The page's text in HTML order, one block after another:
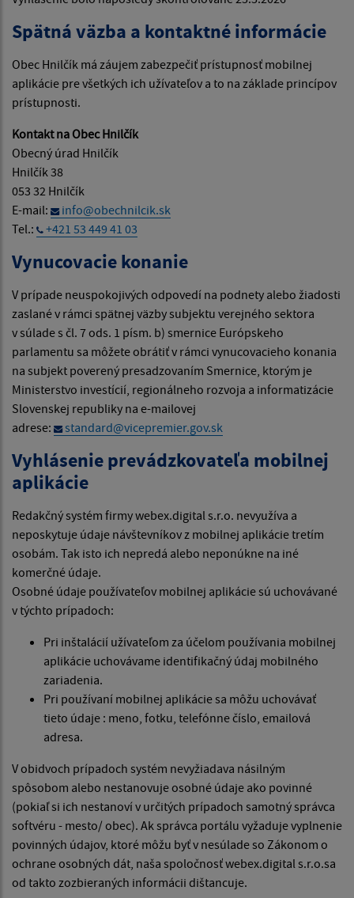
Spätná väzba a kontaktné informácie
Obec Hnilčík má záujem zabezpečiť prístupnosť mobilnej
aplikácie pre všetkých ich užívateľov a to na základe princípov
prístupnosti.
Kontakt na Obec Hnilčík
Obecný úrad Hnilčík
Hnilčík 38
053 32 Hnilčík
E-mail:
info@obechnilcik.sk
Tel.:
+421 53 449 41 03
Vynucovacie konanie
V prípade neuspokojivých odpovedí na podnety alebo žiadosti
zaslané v rámci spätnej väzby subjektu verejného sektora
v súlade s čl. 7 ods. 1 písm. b) smernice Európskeho
parlamentu sa môžete obrátiť v rámci vynucovacieho konania
na subjekt poverený presadzovaním Smernice, ktorým je
Ministerstvo investícií, regionálneho rozvoja a informatizácie
Slovenskej republiky na e-mailovej
adrese:
standard@vicepremier.gov.sk
Vyhlásenie prevádzkovateľa mobilnej
aplikácie
Redakčný systém firmy webex.digital s.r.o. nevyužíva a
neposkytuje údaje návštevníkov z mobilnej aplikácie tretím
osobám. Tak isto ich nepredá alebo neponúkne na iné
komerčné údaje.
Osobné údaje používateľov mobilnej aplikácie sú uchovávané
v týchto prípadoch:
Pri inštalácií užívateľom za účelom používania mobilnej
aplikácie uchovávame identifikačný údaj mobilného
zariadenia.
Pri používaní mobilnej aplikácie sa môžu uchovávať
tieto údaje : meno, fotku, telefónne číslo, emailová
adresa.
V obidvoch prípadoch systém nevyžiadava násilným
spôsobom alebo nestanovuje osobné údaje ako povinné
(pokiaľ si ich nestanoví v určitých prípadoch samotný správca
softvéru - mesto/ obec). Ak správca portálu vyžaduje vyplnenie
povinných údajov, ktoré môžu byť v nesúlade so Zákonom o
ochrane osobných dát, naša spoločnosť webex.digital s.r.o.sa
od takto zozbieraných informácii dištancuje.